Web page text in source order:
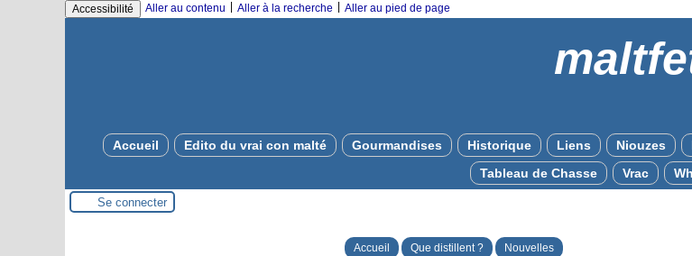
Accessibilité Aller au contenu Aller à la recherche Aller au pied de page
Accueil Edito du vrai con malté Gourmandises Historique Liens Niouzes
Tableau de Chasse
Vrac
Se connecter
Accueil Que distillent ? Nouvelles